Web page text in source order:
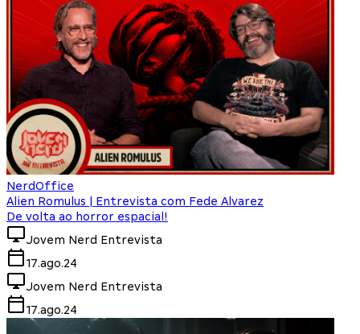
NerdOffice
Alien Romulus | Entrevista com Fede Alvarez
De volta ao horror espacial!
Jovem Nerd Entrevista
17.ago.24
Jovem Nerd Entrevista
17.ago.24